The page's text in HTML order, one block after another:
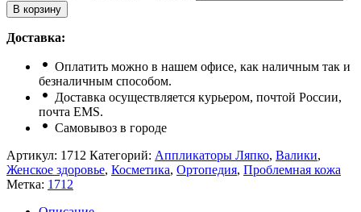
В корзину
Доставка:
Оплатить можно в нашем офисе, как наличным так и
безналичным способом.
Доставка осуществляется курьером, почтой России,
почта ЕМS.
Самовывоз в городе
Артикул: 1712 Категорий: Аппликаторы Ляпко, Валики,
Женское здоровье, Косметика, Ортопедия, Проблемная кожа
Метка: 1712